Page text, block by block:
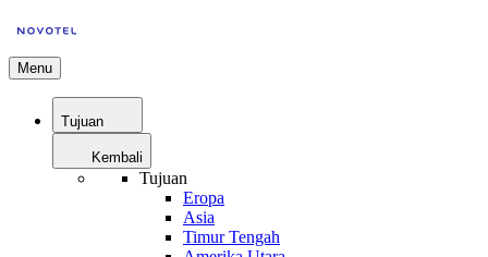
Menu
Tujuan
Kembali
Tujuan
Eropa
Asia
Timur Tengah